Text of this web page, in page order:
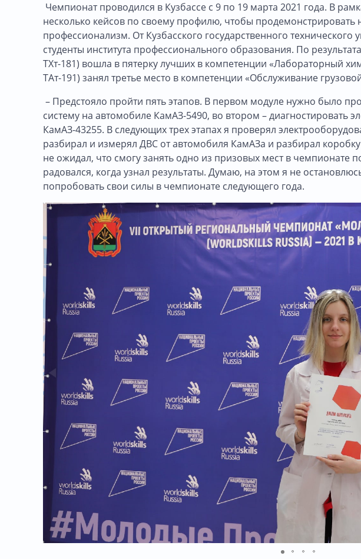
Чемпионат проводился в Кузбассе с 9 по 19 марта 2021 года. В
несколько кейсов по своему профилю, чтобы продемонстрировать
профессионализм. От Кузбасского государственного технического
студенты института профессионального образования. По
ТХт-181) вошла в пятерку лучших в компетенции «Лабораторный
ТАт-191) занял третье место в компетенции «Обслуживание
– Предстояло пройти пять этапов. В первом модуле нужно было
систему на автомобиле КамАЗ-5490, во втором – диагностировать
КамАЗ-43255. В следующих трех этапах я проверял
разбирал и измерял ДВС от автомобиля КамАЗа и разбирал коробку
не ожидал, что смогу занять одно из призовых мест в чемпионате
радовался, когда узнал результаты. Думаю, на этом я не
попробовать свои силы в чемпионате следующего года.